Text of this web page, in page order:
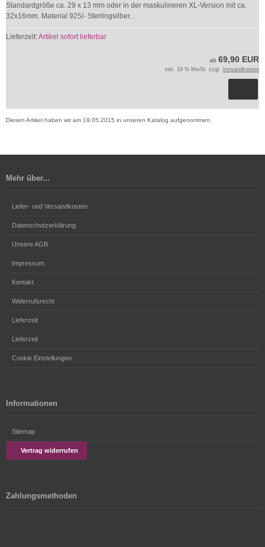
Standardgröße ca. 29 x 13 mm oder in der maskulineren XL-Version mit ca.
32x16mm. Material 925/- Sterlingsilber...
Lieferzeit:Artikel sofort lieferbar
ab 69,90 EUR
inkl. 19 % MwSt. zzgl. Versandkosten
Diesen Artikel haben wir am 19.05.2015 in unseren Katalog aufgenommen.
Mehr über...
Liefer- und Versandkosten
Datenschutzerklärung
Unsere AGB
Impressum
Kontakt
Widerrufsrecht
Lieferzeit
Lieferzeit
Cookie Einstellungen
Informationen
Sitemap
Vertrag widerrufen
Zahlungsmethoden